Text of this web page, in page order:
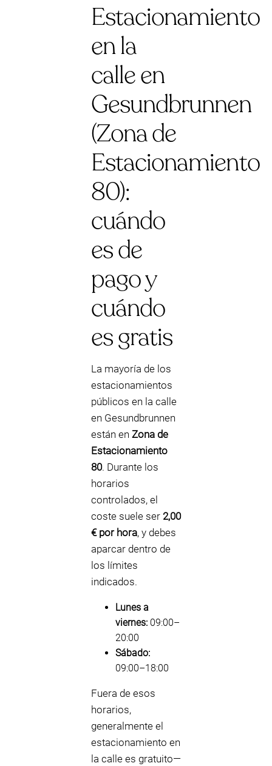
Estacionamiento
en la
calle en
Gesundbrunnen
(Zona de
Estacionamiento
80):
cuándo
es de
pago y
cuándo
es gratis
La mayoría de los
estacionamientos
públicos en la calle
en Gesundbrunnen
están en Zona de
Estacionamiento
80. Durante los
horarios
controlados, el
coste suele ser 2,00
€ por hora, y debes
aparcar dentro de
los límites
indicados.
Lunes a
viernes: 09:00–
20:00
Sábado:
09:00–18:00
Fuera de esos
horarios,
generalmente el
estacionamiento en
la calle es gratuito—